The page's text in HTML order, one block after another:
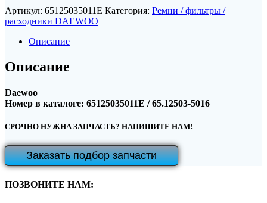
Артикул: 65125035011E Категория: Ремни / фильтры /
расходники DAEWOO
Описание
Описание
Daewoo
Номер в каталоге: 65125035011E / 65.12503-5016
СРОЧНО НУЖНА ЗАПЧАСТЬ? НАПИШИТЕ НАМ!
Заказать подбор запчасти
ПОЗВОНИТЕ НАМ: